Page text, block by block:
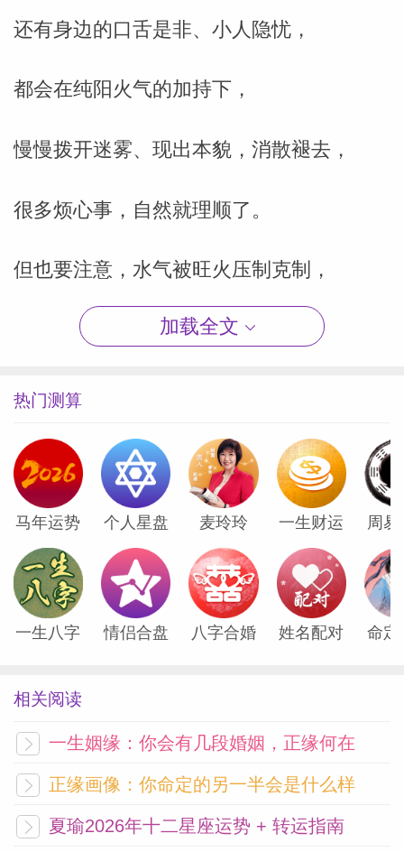
还有身边的口舌是非、小人隐忧，
都会在纯阳火气的加持下，
慢慢拨开迷雾、现出本貌，消散褪去，
很多烦心事，自然就理顺了。
但也要注意，水气被旺火压制克制，
难免会让财运、心绪、细腻思考之力稍稍受
运等，易受克制，有阻滞。
与或五行相关的事务，比如事业、名声、考
好在这火是乾卦之火——中正、光明、纯
粹。
比起下个月燥热紧绷的火气，
本月火势中正平和，不偏激、不焦躁。
人心安稳，做事坦荡，没有阴私算计，没有
无端内耗。
加载全文
热门测算
马年运势 个人星盘 麦玲玲 一生财运 周易
一生八字 情侣合盘 八字合婚 姓名配对 命定
相关阅读
一生姻缘：你会有几段婚姻，正缘何在
正缘画像：你命定的另一半会是什么样
夏瑜2026年十二星座运势 + 转运指南